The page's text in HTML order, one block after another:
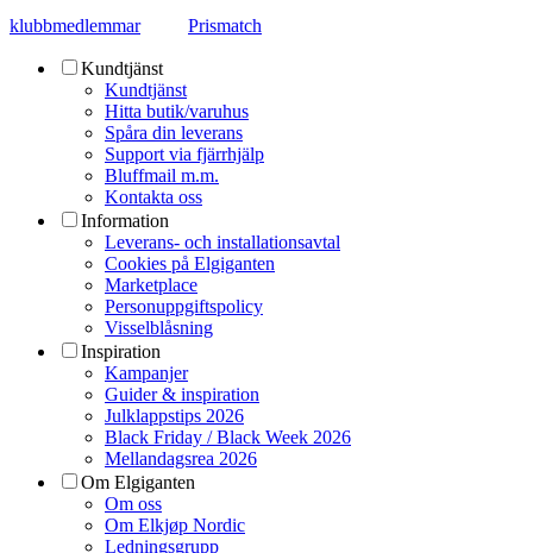
klubbmedlemmar Prismatch
Kundtjänst
Kundtjänst
Hitta butik/varuhus
Spåra din leverans
Support via fjärrhjälp
Bluffmail m.m.
Kontakta oss
Information
Leverans- och installationsavtal
Cookies på Elgiganten
Marketplace
Personuppgiftspolicy
Visselblåsning
Inspiration
Kampanjer
Guider & inspiration
Julklappstips 2026
Black Friday / Black Week 2026
Mellandagsrea 2026
Om Elgiganten
Om oss
Om Elkjøp Nordic
Ledningsgrupp